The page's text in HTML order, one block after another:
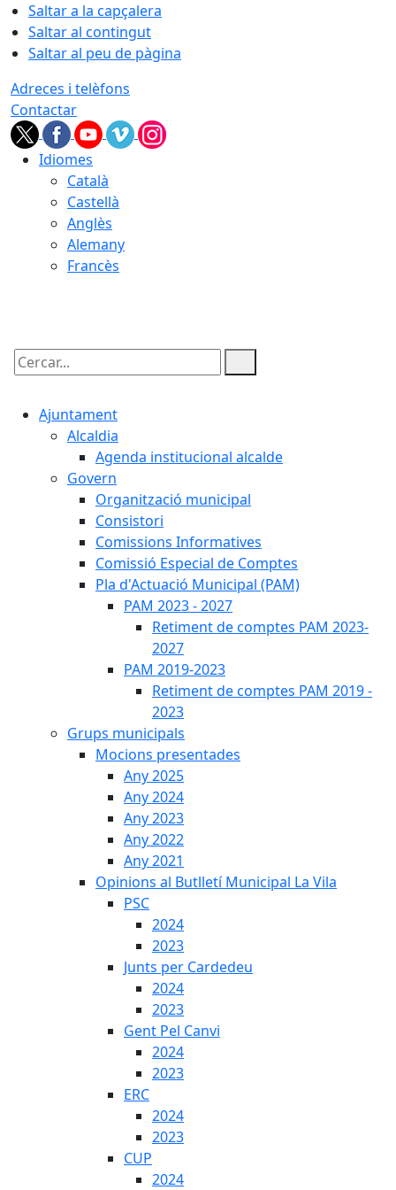
Saltar a la capçalera
Saltar al contingut
Saltar al peu de pàgina
Adreces i telèfons
Contactar
Idiomes
Català
Castellà
Anglès
Alemany
Francès
Cercar:
Ajuntament
Alcaldia
Agenda institucional alcalde
Govern
Organització municipal
Consistori
Comissions Informatives
Comissió Especial de Comptes
Pla d'Actuació Municipal (PAM)
PAM 2023 - 2027
Retiment de comptes PAM 2023-
2027
PAM 2019-2023
Retiment de comptes PAM 2019 -
2023
Grups municipals
Mocions presentades
Any 2025
Any 2024
Any 2023
Any 2022
Any 2021
Opinions al Butlletí Municipal La Vila
PSC
2024
2023
Junts per Cardedeu
2024
2023
Gent Pel Canvi
2024
2023
ERC
2024
2023
CUP
2024